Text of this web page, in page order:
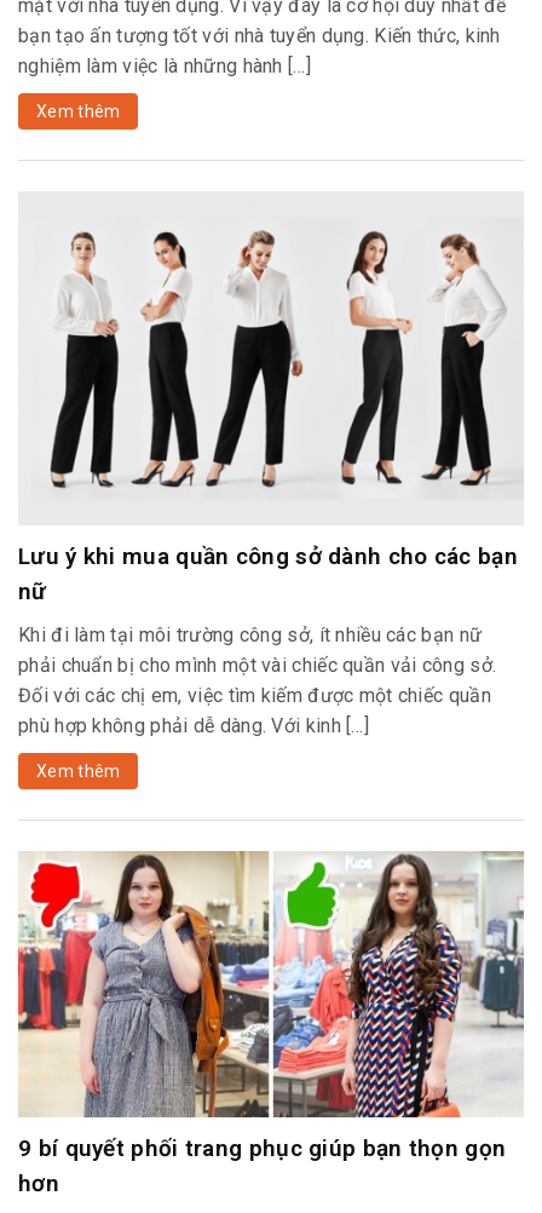
mặt với nhà tuyển dụng. Vì vậy đây là cơ hội duy nhất để
bạn tạo ấn tượng tốt với nhà tuyển dụng. Kiến thức, kinh
nghiệm làm việc là những hành […]
Xem thêm
Lưu ý khi mua quần công sở dành cho các bạn
nữ
Khi đi làm tại môi trường công sở, ít nhiều các bạn nữ
phải chuẩn bị cho mình một vài chiếc quần vải công sở.
Đối với các chị em, việc tìm kiếm được một chiếc quần
phù hợp không phải dễ dàng. Với kinh […]
Xem thêm
9 bí quyết phối trang phục giúp bạn thọn gọn
hơn